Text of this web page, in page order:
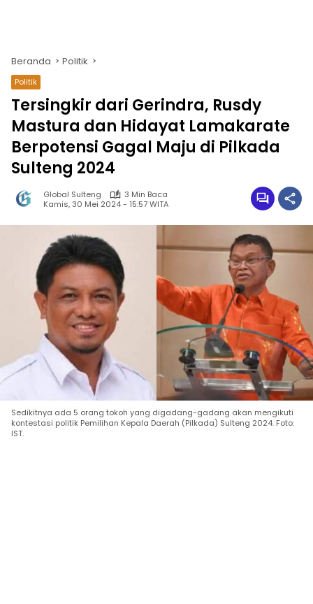
Beranda Politik
Politik
Tersingkir dari Gerindra, Rusdy
Mastura dan Hidayat Lamakarate
Berpotensi Gagal Maju di Pilkada
Sulteng 2024
Global Sulteng
3 Min Baca
Kamis, 30 Mei 2024 - 15:57 WITA
Sedikitnya ada 5 orang tokoh yang digadang-gadang akan mengikuti
kontestasi politik Pemilihan Kepala Daerah (Pilkada) Sulteng 2024. Foto:
IST.